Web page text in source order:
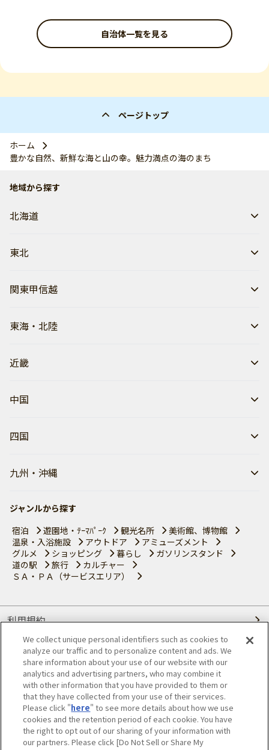
自治体一覧を見る
ページトップ
ホーム
豊かな自然、新鮮な海と山の幸。魅力満点の海のまち
地域から探す
北海道
東北
関東甲信越
東海・北陸
近畿
中国
四国
九州・沖縄
ジャンルから探す
宿泊
遊園地・ﾃｰﾏﾊﾟｰｸ 観光名所
美術館、博物館
温泉・入浴施設
アウトドア
アミューズメント
グルメ
ショッピング 暮らし
ガソリンスタンド
道の駅
旅行
カルチャー
ＳＡ・ＰＡ（サービスエリア）
利用規約
個人情報の取り扱いについて
会員優待サービスの提携をご検討の方へ
JAFホームページ
© JAPAN AUTOMOBILE FEDERATION. All rights reserved.
We collect unique personal identifiers such as cookies to
analyze our traffic and to personalize content and ads. We
share information about your use of our website with our
analytics and advertising partners, who may combine it
with other information that you have provided to them or
that they have collected from your use of their services.
Please click "here" to see more details about how we use
cookies and the retention period of each cookie. You have
the right to opt out of our sharing of your information with
our partners. Please click [Do Not Sell or Share My